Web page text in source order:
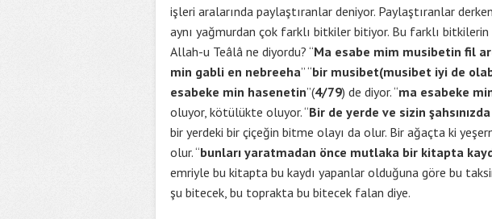
işleri aralarında paylaştıranlar deniyor. Paylaştıranlar
aynı yağmurdan çok farklı bitkiler bitiyor. Bu farklı bitkilerin
Allah-u Teâlâ ne diyordu? “Ma esabe mim musibetin fil
min gabli en nebreeha” “bir musibet(musibet iyi de
esabeke min hasenetin”(4/79) de diyor. “ma esabeke
oluyor, kötülükte oluyor. “Bir de yerde ve sizin
bir yerdeki bir çiçeğin bitme olayı da olur. Bir ağaçta ki
olur. “bunları yaratmadan önce mutlaka bir kitapta
emriyle bu kitapta bu kaydı yapanlar olduğuna göre bu
şu bitecek, bu toprakta bu bitecek falan diye.